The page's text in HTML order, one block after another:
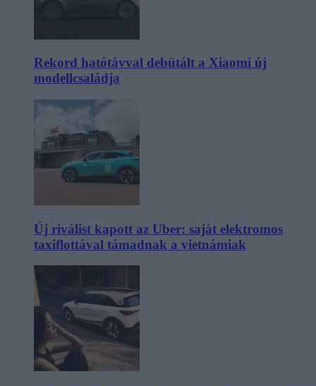
Rekord hatótávval debütált a Xiaomi új
modellcsaládja
Új riválist kapott az Uber: saját elektromos
taxiflottával támadnak a vietnámiak